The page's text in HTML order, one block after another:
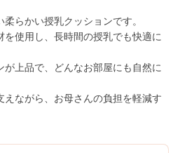
らかい授乳クッションです。
使用し、長時間の授乳でも快適に
上品で、どんなお部屋にも自然に
ながら、お母さんの負担を軽減す